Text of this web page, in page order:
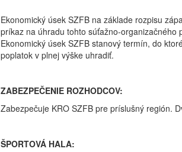
Ekonomický úsek SZFB na základe rozpisu
príkaz na úhradu tohto súťažno-
Ekonomický úsek SZFB stanový termín, do
poplatok v plnej výške uhradiť.
ZABEZPEČENIE ROZHODCOV:
Zabezpečuje KRO SZFB pre príslušný región.
ŠPORTOVÁ HALA: